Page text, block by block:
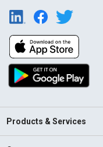
Products & Services